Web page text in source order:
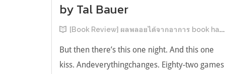
by Tal Bauer
[Book Review] ผลพลอยได้จากอาการ book hangover หลังอ่านสารพัน MM Romance
But then there’s this one night. And this one
kiss. Andeverythingchanges. Eighty-two games